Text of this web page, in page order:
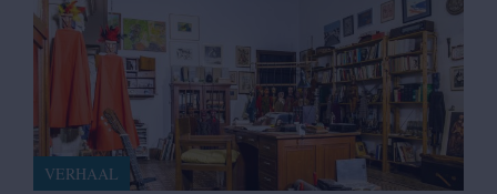
VERHAAL